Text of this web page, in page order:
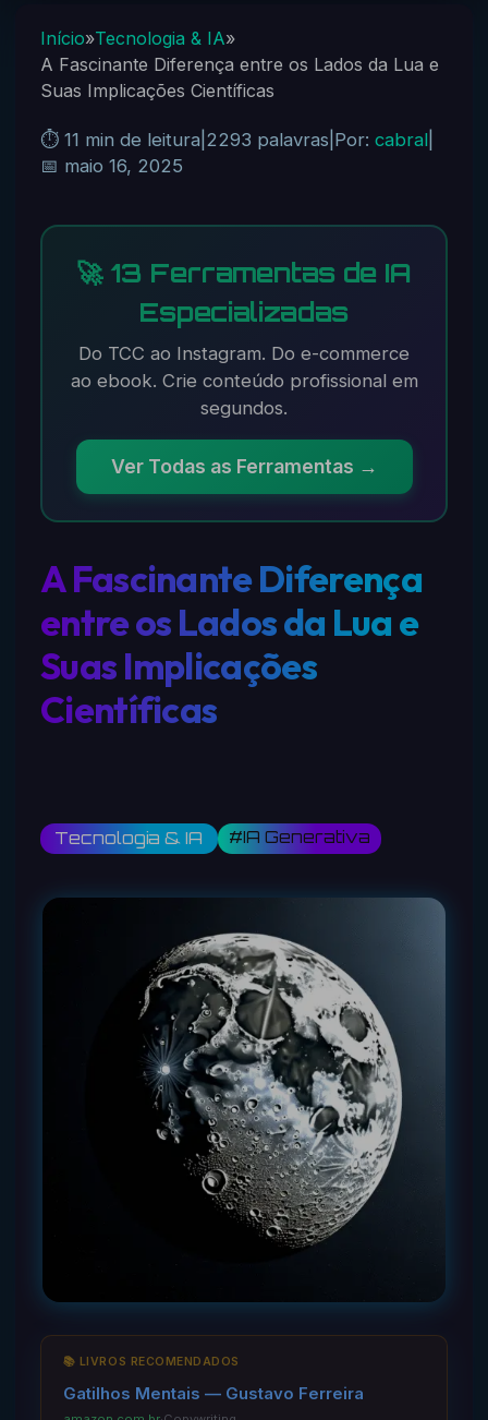
Início»Tecnologia & IA»
A Fascinante Diferença entre os Lados da Lua e
Suas Implicações Científicas
⏱️ 11 min de leitura 2293 palavras Por: cabral|
📅 maio 16, 2025
🚀 13 Ferramentas de IA
Especializadas
Do TCC ao Instagram. Do e-commerce
ao ebook. Crie conteúdo profissional em
segundos.
Ver Todas as Ferramentas →
A Fascinante Diferença
entre os Lados da Lua e
Suas Implicações
Científicas
Tecnologia & IA #IA Generativa
📚 LIVROS RECOMENDADOS
Gatilhos Mentais — Gustavo Ferreira